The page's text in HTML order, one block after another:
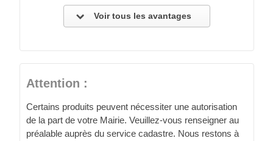
Voir tous les avantages
Attention :
Certains produits peuvent nécessiter une autorisation
de la part de votre Mairie. Veuillez-vous renseigner au
préalable auprès du service cadastre. Nous restons à